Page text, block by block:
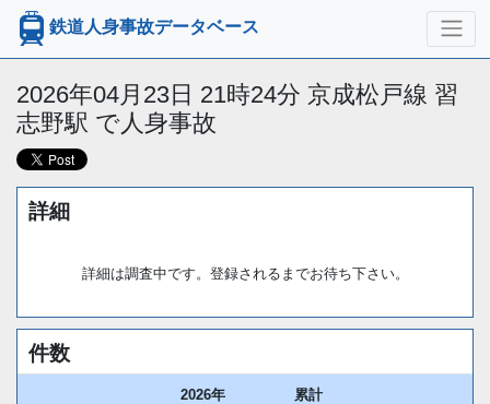
鉄道人身事故データベース
2026年04月23日 21時24分 京成松戸線 習
志野駅 で人身事故
詳細
詳細は調査中です。登録されるまでお待ち下さい。
件数
2026年 累計